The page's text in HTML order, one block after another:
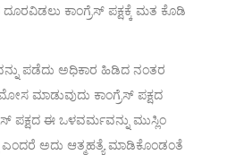
ಕಾಂಗ್ರೆಸ್ ಪಕ್ಷಕ್ಕೆ ಮತ ಕೊಡಿ
ಪಡೆದು ಅಧಿಕಾರ ಹಿಡಿದ ನಂತರ
ಮಾಡುವುದು ಕಾಂಗ್ರೆಸ್ ಪಕ್ಷದ
ಪಕ್ಷದ ಈ ಒಳವರ್ಮವನ್ನು ಮುಸ್ಲಿಂ
ಅದು ಆತ್ಮಹತ್ಯೆ ಮಾಡಿಕೊಂಡಂತೆ